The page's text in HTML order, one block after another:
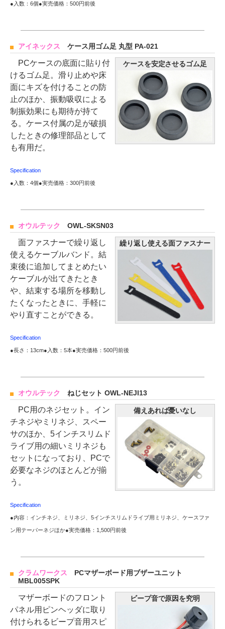
●入数：6個●実売価格：500円前後
アイネックス ケース用ゴム足 丸型 PA-021
ケースを安定させるゴム足
PCケースの底面に貼り付
けるゴム足。滑り止めや床
面にキズを付けることの防
止のほか、振動吸収による
制振効果にも期待が持て
る。ケース付属の足が破損
したときの修理部品として
も有用だ。
Specification
●入数：4個●実売価格：300円前後
オウルテック OWL-SKSN03
繰り返し使える面ファスナー
面ファスナーで繰り返し
使えるケーブルバンド。結
束後に追加してまとめたい
ケーブルが出てきたとき
や、結束する場所を移動し
たくなったときに、手軽に
やり直すことができる。
Specification
●長さ：13cm●入数：5本●実売価格：500円前後
オウルテック ねじセット OWL-NEJI13
備えあれば憂いなし
PC用のネジセット。イン
チネジやミリネジ、スペー
サのほか、5インチスリムド
ライブ用の細いミリネジも
セットになっており、PCで
必要なネジのほとんどが揃
う。
Specification
●内容：インチネジ、ミリネジ、5インチスリムドライブ用ミリネジ、ケースファ
ン用テーパーネジほか●実売価格：1,500円前後
クラムワークス PCマザーボード用ブザーユニット
MBL005SPK
ビープ音で原因を究明
マザーボードのフロント
パネル用ピンヘッダに取り
付けられるビープ音用スピ